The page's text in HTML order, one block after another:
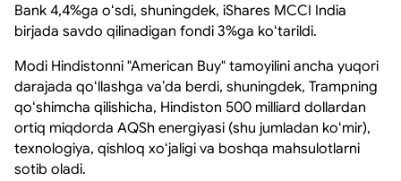
Bank 4,4%ga oʻsdi, shuningdek, iShares MCCI India
birjada savdo qilinadigan fondi 3%ga koʻtarildi.
Modi Hindistonni "American Buy" tamoyilini ancha yuqori
darajada qoʻllashga vaʼda berdi, shuningdek, Trampning
qoʻshimcha qilishicha, Hindiston 500 milliard dollardan
ortiq miqdorda AQSh energiyasi (shu jumladan koʻmir),
texnologiya, qishloq xoʻjaligi va boshqa mahsulotlarni
sotib oladi.